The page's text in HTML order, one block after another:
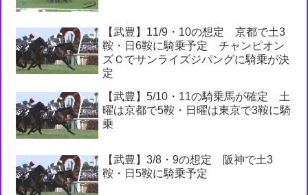
【武豊】11/9・10の想定 京都で土3
鞍・日6鞍に騎乗予定 チャンピオン
ズＣでサンライズジパングに騎乗が決
定
【武豊】5/10・11の騎乗馬が確定 土
曜は京都で5鞍・日曜は東京で3鞍に騎
乗
【武豊】3/8・9の想定 阪神で土3
鞍・日5鞍に騎乗予定